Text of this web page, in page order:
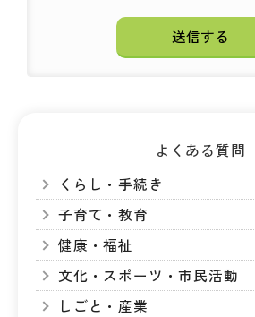
よくある質問
くらし・手続き
子育て・教育
健康・福祉
文化・スポーツ・市民活動
しごと・産業